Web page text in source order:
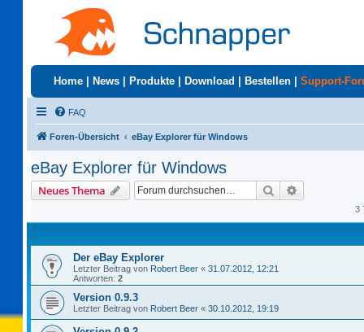
Home News Produkte Download Bestellen Support-
FAQ
Foren-Übersicht eBay Explorer für Windows
eBay Explorer für Windows
Neues Thema Suche
3
Der eBay Explorer
Letzter Beitrag von Robert Beer « 31.07.2012, 12:21
Antworten: 2
Version 0.9.3
Letzter Beitrag von Robert Beer « 30.10.2012, 19:19